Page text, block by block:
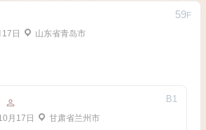
日 山东省青岛市
59F
月17日 甘肃省兰州市
B1